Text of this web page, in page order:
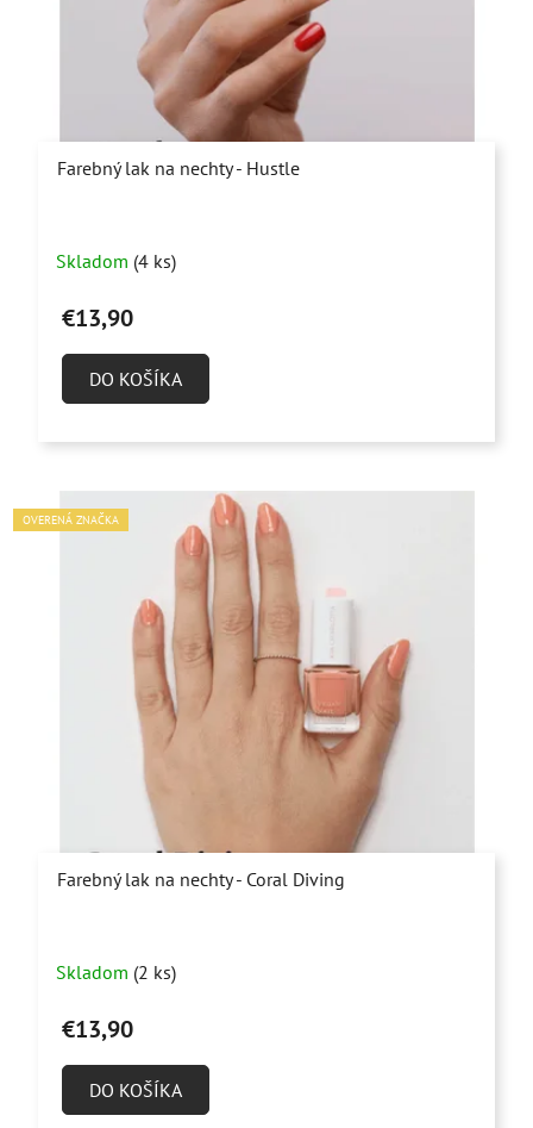
Farebný lak na nechty - Hustle
Skladom (4 ks)
€13,90
DO KOŠÍKA
OVERENÁ ZNAČKA
Farebný lak na nechty - Coral Diving
Skladom (2 ks)
€13,90
DO KOŠÍKA